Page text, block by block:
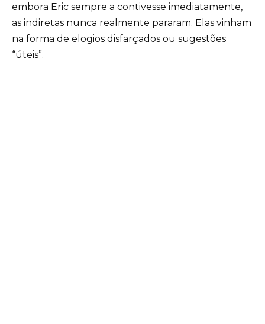
embora Eric sempre a contivesse imediatamente,
as indiretas nunca realmente pararam. Elas vinham
na forma de elogios disfarçados ou sugestões
“úteis”.